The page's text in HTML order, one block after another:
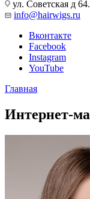
ул. Советская д 64.
info@hairwigs.ru
Вконтакте
Facebook
Instagram
YouTube
Главная
Интернет-